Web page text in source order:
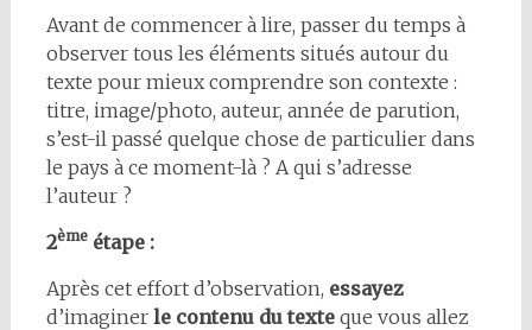
Avant de commencer à lire, passer du temps à
observer tous les éléments situés autour du
texte pour mieux comprendre son contexte :
titre, image/photo, auteur, année de parution,
s’est-il passé quelque chose de particulier dans
le pays à ce moment-là ? A qui s’adresse
l’auteur ?
2èmeétape :
Après cet effort d’observation, essayez
d’imaginer le contenu du texteque vous allez